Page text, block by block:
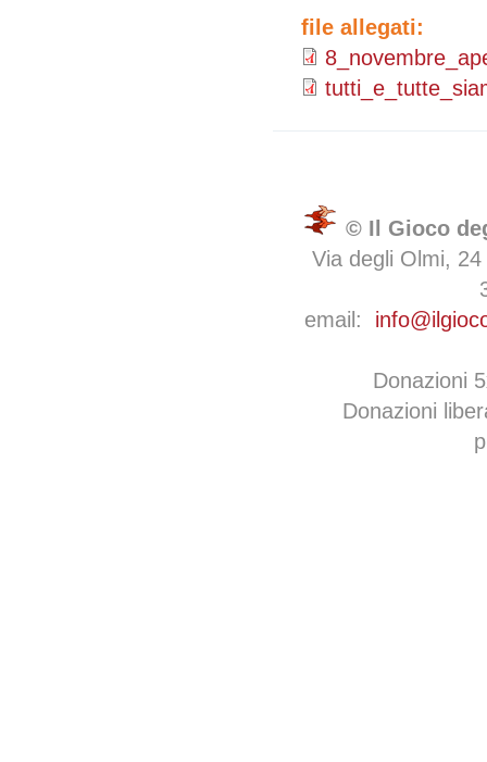
file allegati:
© Il Gioco
Via degli Olmi,
email:
Donazioni
Donazioni